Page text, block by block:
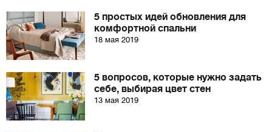
5 простых идей обновления для
комфортной спальни
18 мая 2019
5 вопросов, которые нужно задать
себе, выбирая цвет стен
13 мая 2019